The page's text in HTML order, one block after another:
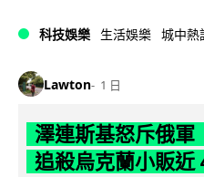
科技娛樂 生活娛樂 城中熱
Lawton 1 日
澤連斯基怒斥俄軍
追殺烏克蘭小販近